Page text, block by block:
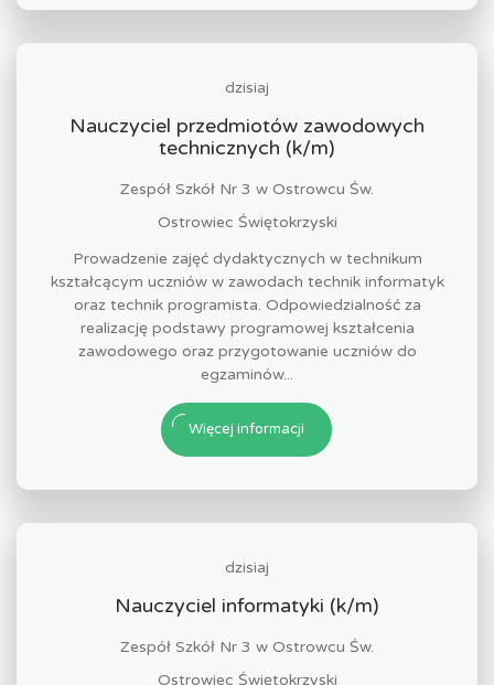
dzisiaj
Nauczyciel przedmiotów zawodowych
technicznych (k/m)
Zespół Szkół Nr 3 w Ostrowcu Św.
Ostrowiec Świętokrzyski
Prowadzenie zajęć dydaktycznych w technikum
kształcącym uczniów w zawodach technik informatyk
oraz technik programista. Odpowiedzialność za
realizację podstawy programowej kształcenia
zawodowego oraz przygotowanie uczniów do
egzaminów...
Więcej informacji
dzisiaj
Nauczyciel informatyki (k/m)
Zespół Szkół Nr 3 w Ostrowcu Św.
Ostrowiec Świętokrzyski